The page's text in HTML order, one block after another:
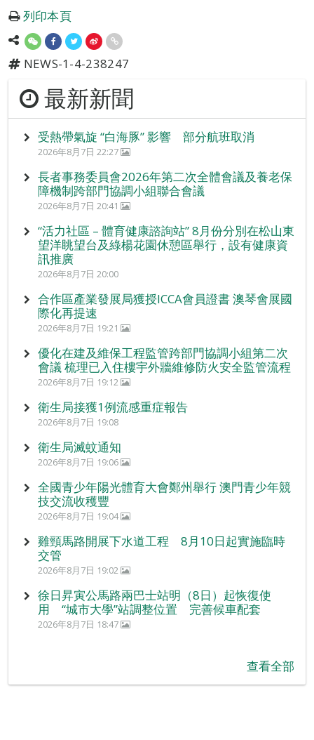
列印本頁
NEWS-1-4-238247
最新新聞
受熱帶氣旋 “白海豚” 影響 部分航班取消
2026年8月7日 22:27
長者事務委員會2026年第二次全體會議及養老保
障機制跨部門協調小組聯合會議
2026年8月7日 20:41
“活力社區 – 體育健康諮詢站” 8月份分別在松山東
望洋眺望台及綠楊花園休憩區舉行，設有健康資
訊推廣
2026年8月7日 20:00
合作區產業發展局獲授ICCA會員證書 澳琴會展國
際化再提速
2026年8月7日 19:21
優化在建及維保工程監管跨部門協調小組第二次
會議 梳理已入住樓宇外牆維修防火安全監管流程
2026年8月7日 19:12
衛生局接獲1例流感重症報告
2026年8月7日 19:08
衛生局滅蚊通知
2026年8月7日 19:06
全國青少年陽光體育大會鄭州舉行 澳門青少年競
技交流收穫豐
2026年8月7日 19:04
雞頸馬路開展下水道工程 8月10日起實施臨時
交管
2026年8月7日 19:02
徐日昇寅公馬路兩巴士站明（8日）起恢復使
用 “城市大學”站調整位置 完善候車配套
2026年8月7日 18:47
查看全部